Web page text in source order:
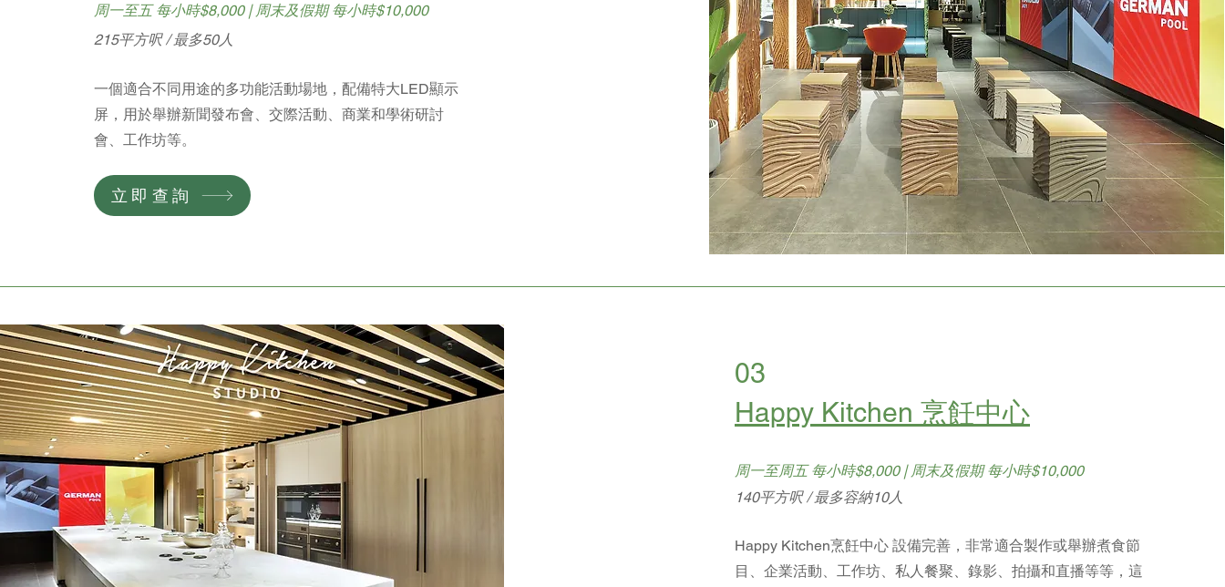
周一至五 每小時$8,000 | 周末及假期 每小時$10,000
215平方呎 / 最多50人
一個適合不同用途的多功能活動場地，配備特大LED顯示
屏，用於舉辦新聞發布會、交際活動、商業和學術研討
會、工作坊等。
立即查詢
03
Happy Kitchen 烹飪中心
周一至周五 每小時$8,000 | 周末及假期 每小時$10,000
140平方呎 / 最多容納10人
Happy Kitchen烹飪中心 設備完善，非常適合製作或舉辦煮食節
目、企業活動、工作坊、私人餐聚、錄影、拍攝和直播等等，這